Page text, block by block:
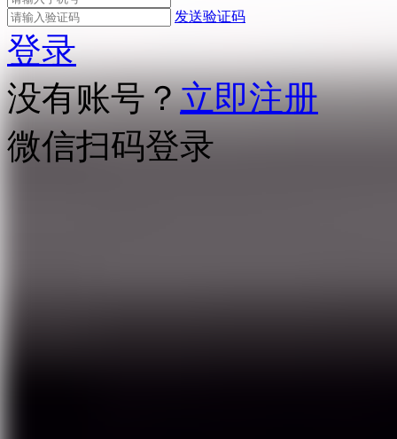
发送验证码
登录
没有账号？立即注册
微信扫码登录